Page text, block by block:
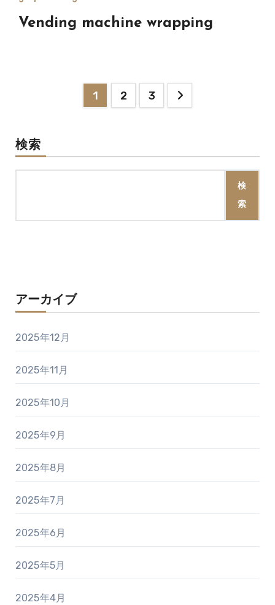
Vending machine wrapping
の
ペ
ジ
1 2 3
検索
検
索
アーカイブ
2025年12月
2025年11月
2025年10月
2025年9月
2025年8月
2025年7月
2025年6月
2025年5月
2025年4月